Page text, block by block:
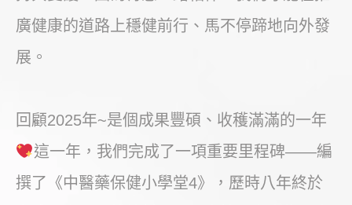
廣健康的道路上穩健前行、馬不停蹄地向外發
展。
回顧2025年~是個成果豐碩、收穫滿滿的一年
這一年，我們完成了一項重要里程碑——編
撰了《中醫藥保健小學堂4》，歷時八年終於